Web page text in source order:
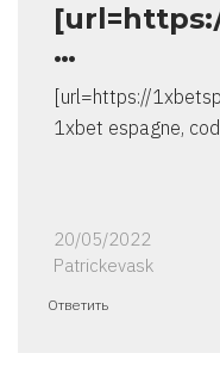
…
[url=https://
1xbet espagne,
20/05/2022
Patrickevask
Ответить